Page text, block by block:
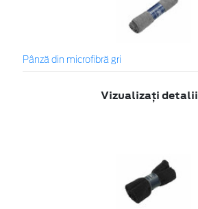
Pânză din microfibră gri
Vizualizați detalii